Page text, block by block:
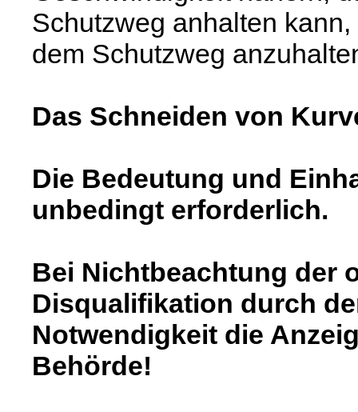
Schutzweg anhalten
dem Schutzweg
Das Schneiden von
Die Bedeutung und
unbedingt erforderlich.
Bei Nichtbeachtung der
Disqualifikation durch
Notwendigkeit die
Behörde!